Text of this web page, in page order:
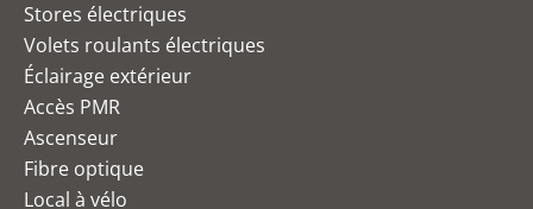
Stores électriques
Volets roulants électriques
Éclairage extérieur
Accès PMR
Ascenseur
Fibre optique
Local à vélo